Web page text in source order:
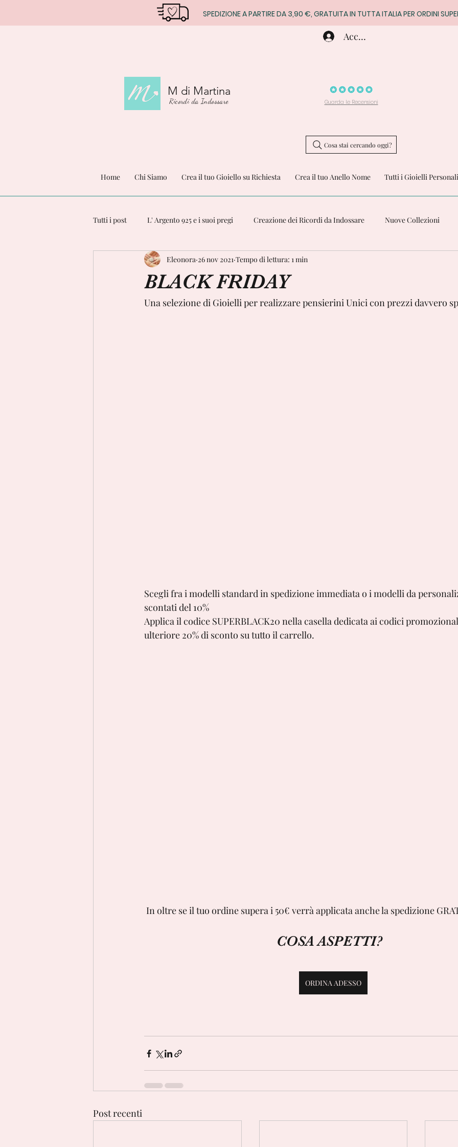
SPEDIZIONE A PARTIRE DA 3,90 €, GRATUITA IN TUTTA ITALIA PER ORDINI
M di Martina
Ricordi da Indossare
Accedi
Guarda le Recensioni
Cosa stai cercando oggi?
Home Chi Siamo Crea il tuo Gioiello su Richiesta Crea il tuo Anello Nome Tutti i Gioielli
Tutti i post L' Argento 925 e i suoi pregi Creazione dei Ricordi da Indossare Nuove Collezioni
BLACK FRIDAY
Eleonora 26 nov 2021 Tempo di lettura: 1 min
Una selezione di Gioielli per realizzare pensierini Unici con prezzi davvero
Scegli fra i modelli standard in spedizione immediata o i modelli da
scontati del 10%
Applica il codice SUPERBLACK20 nella casella dedicata ai codici
ulteriore 20% di sconto su tutto il carrello.
In oltre se il tuo ordine supera i 50€ verrà applicata anche la spedizione
                                     COSA ASPETTI?
ORDINA ADESSO
Post recenti